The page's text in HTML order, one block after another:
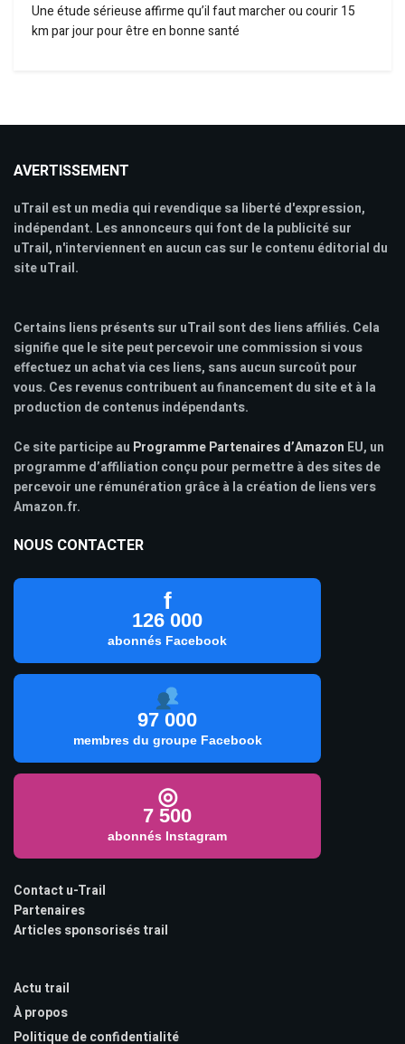
Une étude sérieuse affirme qu’il faut marcher ou courir 15
km par jour pour être en bonne santé
AVERTISSEMENT
uTrail est un media qui revendique sa liberté d'expression,
indépendant. Les annonceurs qui font de la publicité sur
uTrail, n'interviennent en aucun cas sur le contenu éditorial du
site uTrail.
Certains liens présents sur uTrail sont des liens affiliés. Cela
signifie que le site peut percevoir une commission si vous
effectuez un achat via ces liens, sans aucun surcoût pour
vous. Ces revenus contribuent au financement du site et à la
production de contenus indépendants.
Ce site participe au Programme Partenaires d’Amazon EU, un
programme d’affiliation conçu pour permettre à des sites de
percevoir une rémunération grâce à la création de liens vers
Amazon.fr.
NOUS CONTACTER
f
126 000
abonnés Facebook
97 000
membres du groupe Facebook
◎
7 500
abonnés Instagram
Contact u-Trail
Partenaires
Articles sponsorisés trail
Actu trail
À propos
Politique de confidentialité